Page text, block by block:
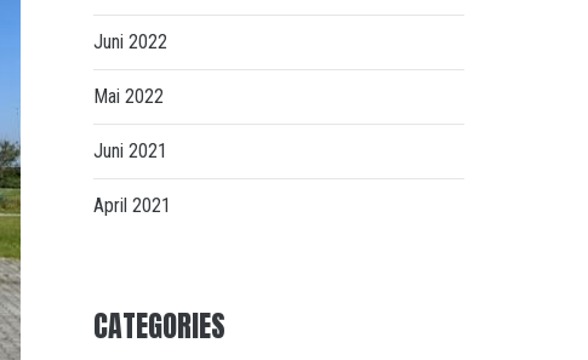
Juni 2022
Mai 2022
Juni 2021
April 2021
CATEGORIES